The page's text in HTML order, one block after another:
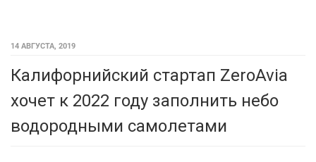
14 АВГУСТА, 2019
Калифорнийский стартап ZeroAvia
хочет к 2022 году заполнить небо
водородными самолетами